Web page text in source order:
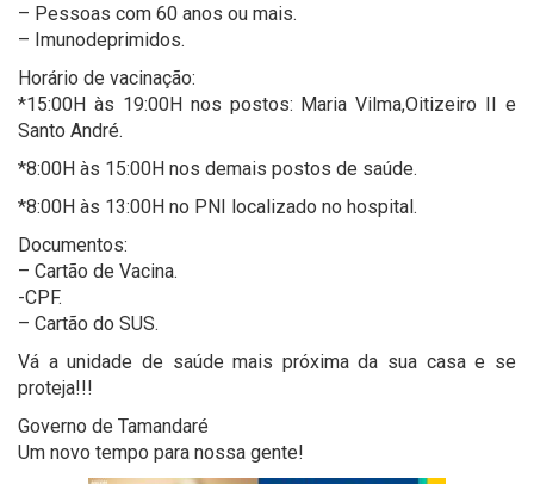
– Pessoas com 60 anos ou mais.
– Imunodeprimidos.
Horário de vacinação:
*15:00H às 19:00H nos postos: Maria Vilma,Oitizeiro II e
Santo André.
*8:00H às 15:00H nos demais postos de saúde.
*8:00H às 13:00H no PNI localizado no hospital.
Documentos:
– Cartão de Vacina.
-CPF.
– Cartão do SUS.
Vá a unidade de saúde mais próxima da sua casa e se
proteja!!!
Governo de Tamandaré
Um novo tempo para nossa gente!